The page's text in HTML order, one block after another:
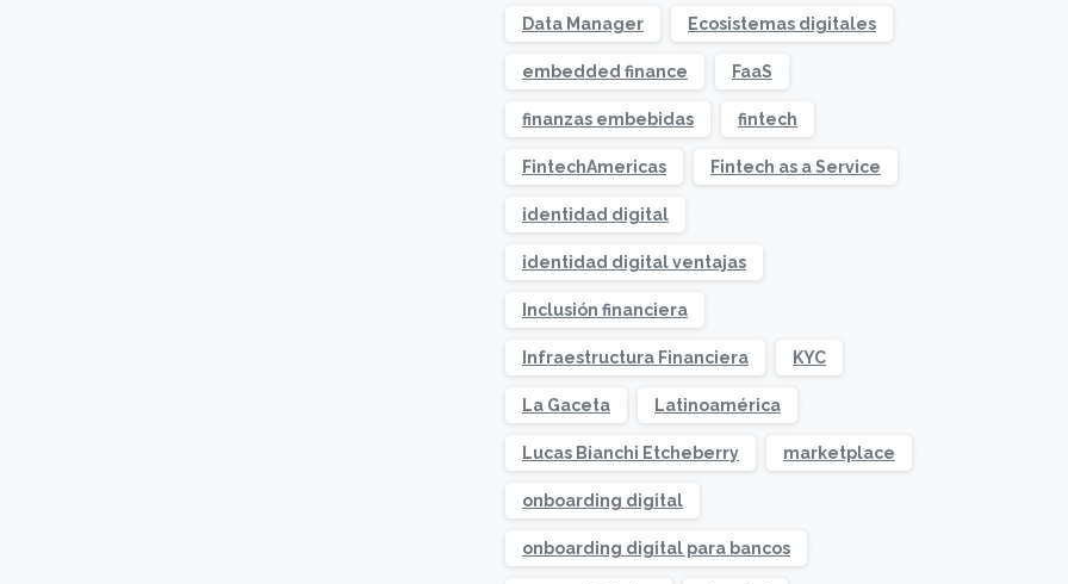
Data Manager Ecosistemas digitales
embedded finance FaaS
finanzas embebidas fintech
FintechAmericas Fintech as a Service
identidad digital
identidad digital ventajas
Inclusión financiera
Infraestructura Financiera KYC
La Gaceta Latinoamérica
Lucas Bianchi Etcheberry marketplace
onboarding digital
onboarding digital para bancos